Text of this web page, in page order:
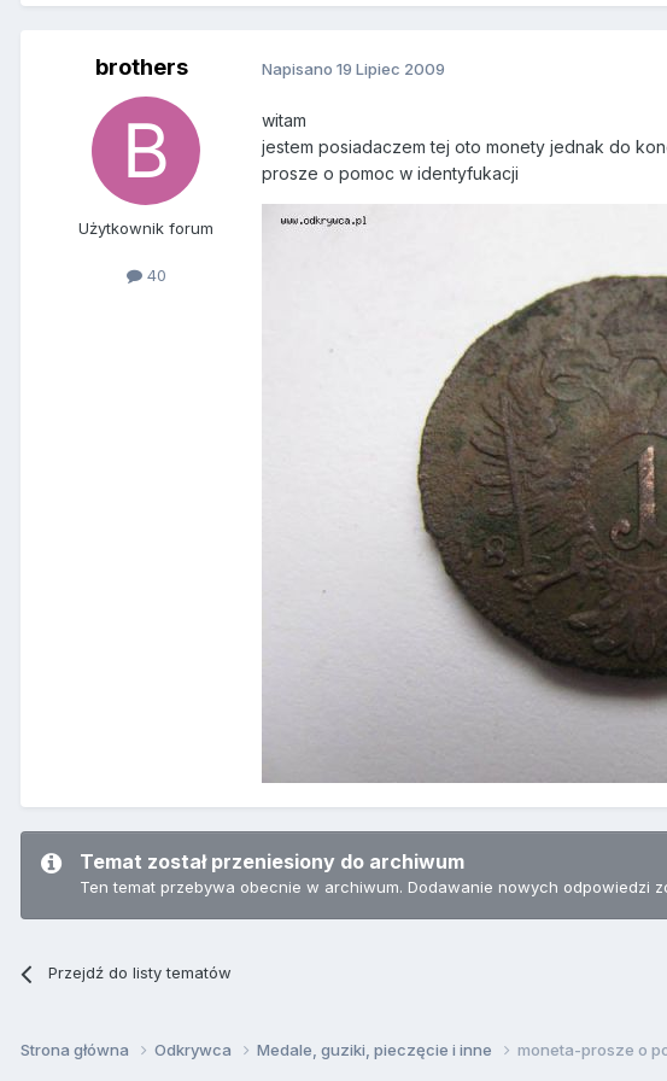
brothers
Użytkownik forum
40
Napisano 19 Lipiec 2009
witam
jestem posiadaczem tej oto monety jednak do
prosze o pomoc w identyfukacji
Temat został przeniesiony do archiwum
Ten temat przebywa obecnie w archiwum. Dodawanie nowych odpowiedzi
Przejdź do listy tematów
Strona główna Odkrywca Medale, guziki, pieczęcie i inne moneta-prosze o